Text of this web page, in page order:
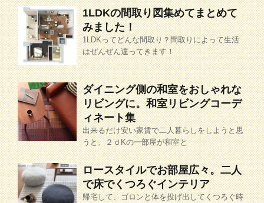
1LDKの間取り図集めてまとめて
みました！
1LDKってどんな間取り？間取りによって生活
はぜんぜん違ってきます！
ダイニング側の和室をおしゃれな
リビングに。和室リビングコーデ
ィネート集
出来るだけ安い家賃で二人暮らしをしようと思
うと、２ｄKの一部屋が和室と
ロースタイルでお部屋広々。二人
で床でくつろぐインテリア
帰宅して、ゴロンと体を投げ出してくつろぐ時